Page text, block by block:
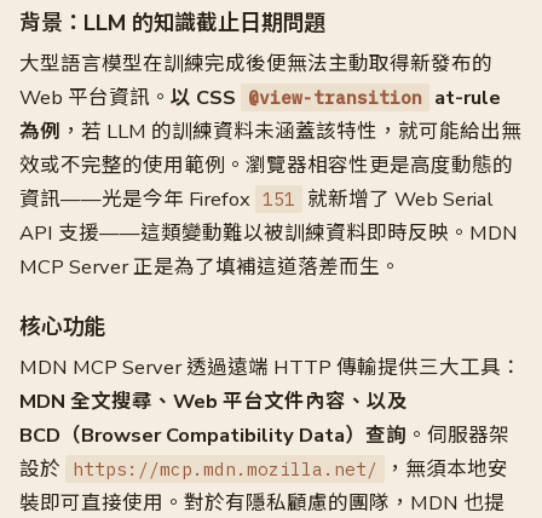
背景：LLM 的知識截止日期問題
大型語言模型在訓練完成後便無法主動取得新發布的
Web 平台資訊。 以 CSS @view-transition at-rule
為例 ，若 LLM 的訓練資料未涵蓋該特性，就可能給出無
效或不完整的使用範例。瀏覽器相容性更是高度動態的
資訊——光是今年 Firefox 151
就新增了 Web Serial
API 支援——這類變動難以被訓練資料即時反映。MDN
MCP Server 正是為了填補這道落差而生。
核心功能
MDN MCP Server 透過遠端 HTTP 傳輸提供三大工具：
MDN 全文搜尋、Web 平台文件內容、以及
BCD（Browser Compatibility Data）查詢 。伺服器架
設於
https://mcp.mdn.mozilla.net/
，無須本地安
裝即可直接使用。對於有隱私顧慮的團隊，MDN 也提